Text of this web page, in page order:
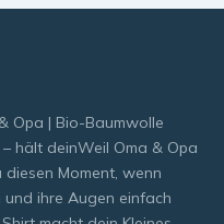
Opa | Bio-Baumwolle
hält deinWeil Oma & Opa
Moment, wenn
und ihre Augen einfach